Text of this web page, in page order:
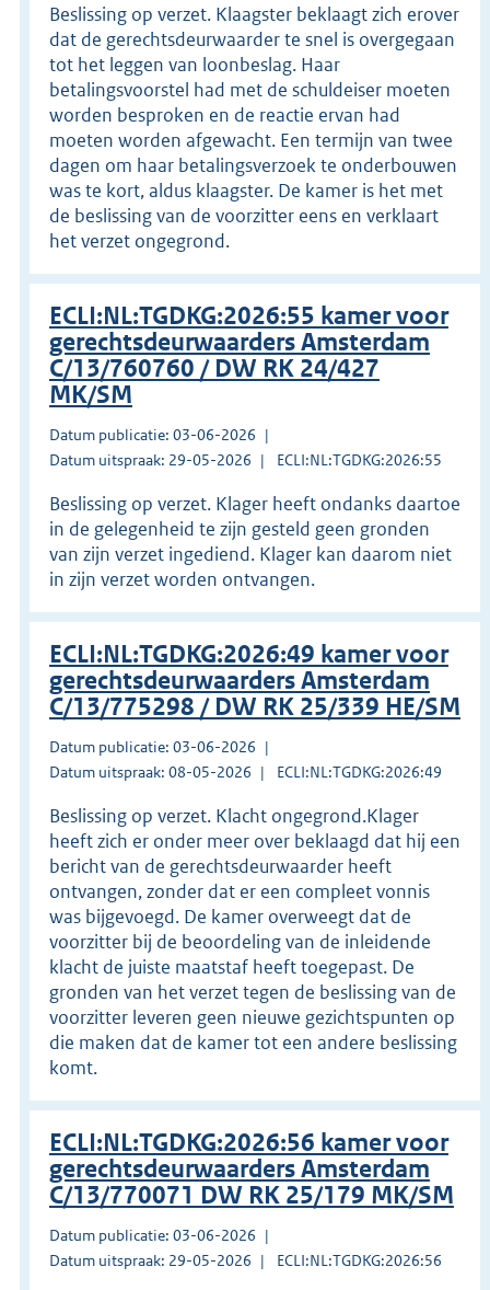
Beslissing op verzet. Klaagster beklaagt zich erover
dat de gerechtsdeurwaarder te snel is overgegaan
tot het leggen van loonbeslag. Haar
betalingsvoorstel had met de schuldeiser moeten
worden besproken en de reactie ervan had
moeten worden afgewacht. Een termijn van twee
dagen om haar betalingsverzoek te onderbouwen
was te kort, aldus klaagster. De kamer is het met
de beslissing van de voorzitter eens en verklaart
het verzet ongegrond.
ECLI:NL:TGDKG:2026:55 kamer voor
gerechtsdeurwaarders Amsterdam
C/13/760760 / DW RK 24/427
MK/SM
Datum publicatie: 03-06-2026
Datum uitspraak: 29-05-2026
ECLI:NL:TGDKG:2026:55
Beslissing op verzet. Klager heeft ondanks daartoe
in de gelegenheid te zijn gesteld geen gronden
van zijn verzet ingediend. Klager kan daarom niet
in zijn verzet worden ontvangen.
ECLI:NL:TGDKG:2026:49 kamer voor
gerechtsdeurwaarders Amsterdam
C/13/775298 / DW RK 25/339 HE/SM
Datum publicatie: 03-06-2026
Datum uitspraak: 08-05-2026
ECLI:NL:TGDKG:2026:49
Beslissing op verzet. Klacht ongegrond.Klager
heeft zich er onder meer over beklaagd dat hij een
bericht van de gerechtsdeurwaarder heeft
ontvangen, zonder dat er een compleet vonnis
was bijgevoegd. De kamer overweegt dat de
voorzitter bij de beoordeling van de inleidende
klacht de juiste maatstaf heeft toegepast. De
gronden van het verzet tegen de beslissing van de
voorzitter leveren geen nieuwe gezichtspunten op
die maken dat de kamer tot een andere beslissing
komt.
ECLI:NL:TGDKG:2026:56 kamer voor
gerechtsdeurwaarders Amsterdam
C/13/770071 DW RK 25/179 MK/SM
Datum publicatie: 03-06-2026
Datum uitspraak: 29-05-2026
ECLI:NL:TGDKG:2026:56